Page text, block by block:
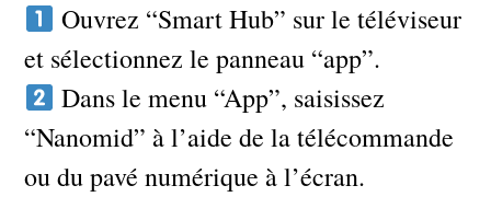
Ouvrez “Smart Hub” sur le téléviseur
et sélectionnez le panneau “app”.
Dans le menu “App”, saisissez
“Nanomid” à l’aide de la télécommande
ou du pavé numérique à l’écran.